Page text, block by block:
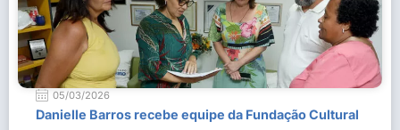
05/03/2026
Danielle Barros recebe equipe da Fundação Cultural